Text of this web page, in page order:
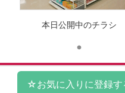
本日公開中のチラシ